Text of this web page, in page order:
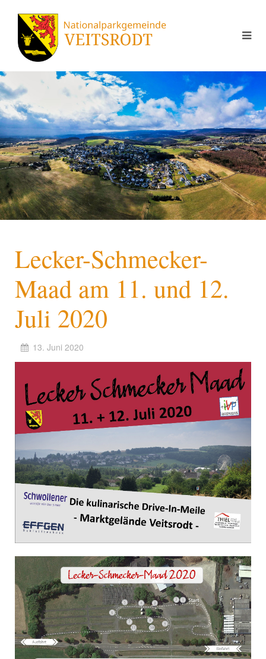
Lecker-Schmecker-
Maad am 11. und 12.
Juli 2020
13. Juni 2020